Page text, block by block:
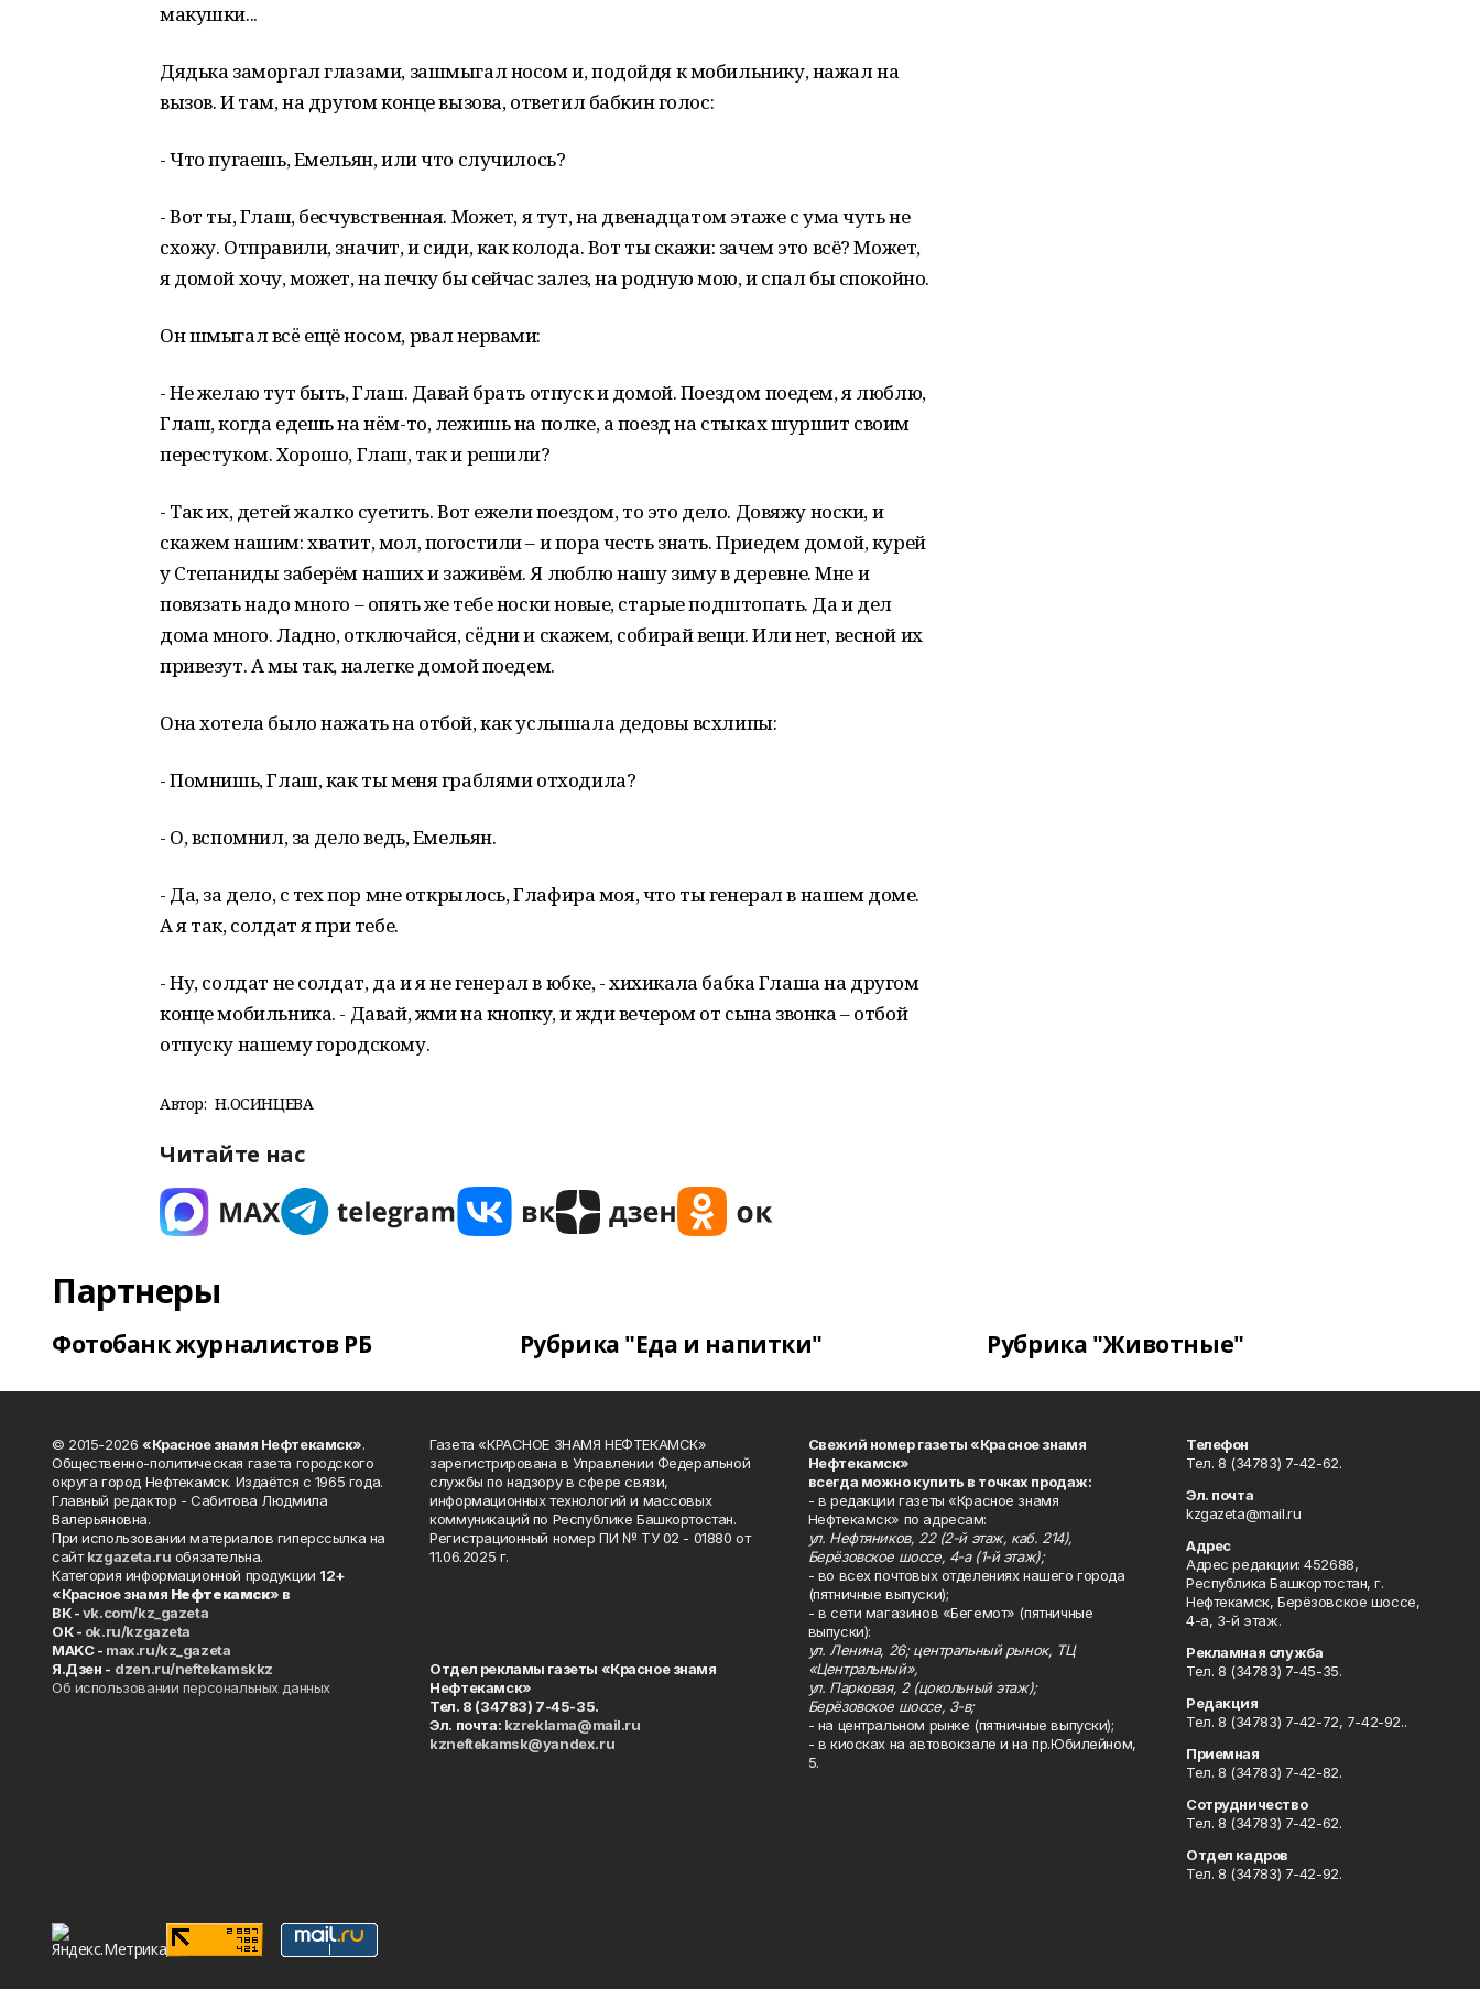
макушки...
Дядька заморгал глазами, зашмыгал носом и, подойдя к мобильнику, нажал на
вызов. И там, на другом конце вызова, ответил бабкин голос:
- Что пугаешь, Емельян, или что случилось?
- Вот ты, Глаш, бесчувственная. Может, я тут, на двенадцатом этаже с ума чуть не
схожу. Отправили, значит, и сиди, как колода. Вот ты скажи: зачем это всё? Может,
я домой хочу, может, на печку бы сейчас залез, на родную мою, и спал бы спокойно.
Он шмыгал всë ещё носом, рвал нервами:
- Не желаю тут быть, Глаш. Давай брать отпуск и домой. Поездом поедем, я люблю,
Глаш, когда едешь на нëм-то, лежишь на полке, а поезд на стыках шуршит своим
перестуком. Хорошо, Глаш, так и решили?
- Так их, детей жалко суетить. Вот ежели поездом, то это дело. Довяжу носки, и
скажем нашим: хватит, мол, погостили – и пора честь знать. Приедем домой, курей
у Степаниды заберём наших и заживëм. Я люблю нашу зиму в деревне. Мне и
повязать надо много – опять же тебе носки новые, старые подштопать. Да и дел
дома много. Ладно, отключайся, сëдни и скажем, собирай вещи. Или нет, весной их
привезут. А мы так, налегке домой поедем.
Она хотела было нажать на отбой, как услышала дедовы всхлипы:
- Помнишь, Глаш, как ты меня граблями отходила?
- О, вспомнил, за дело ведь, Емельян.
- Да, за дело, с тех пор мне открылось, Глафира моя, что ты генерал в нашем доме.
А я так, солдат я при тебе.
- Ну, солдат не солдат, да и я не генерал в юбке, - хихикала бабка Глаша на другом
конце мобильника. - Давай, жми на кнопку, и жди вечером от сына звонка – отбой
отпуску нашему городскому.
Автор: Н.ОСИНЦЕВА
Читайте нас
Партнеры
Фотобанк журналистов РБ Рубрика "Еда и напитки" Рубрика "Животные"
© 2015-2026 «Красное знамя Нефтекамск».
Общественно-политическая газета городского
округа город Нефтекамск. Издаётся с 1965 года.
Главный редактор - Сабитова Людмила
Валерьяновна.
При использовании материалов гиперссылка на
сайтkzgazeta.ru обязательна.
Категория информационной продукции 12+
«Красное знамя Нефтекамск» в
ВК -vk.com/kz_gazeta
ОК - ok.ru/kzgazeta
MAKC - max.ru/kz_gazeta
Я.Дзен - dzen.ru/neftekamskkz
Об использовании персональных данных
Газета «КРАСНОЕ ЗНАМЯ НЕФТЕКАМСК»
зарегистрирована в Управлении Федеральной
службы по надзору в сфере связи,
информационных технологий и массовых
коммуникаций по Республике Башкортостан.
Регистрационный номер ПИ № ТУ 02 - 01880 от
11.06.2025 г.
Отдел рекламы газеты «Красное знамя
Нефтекамск»
Тел. 8 (34783) 7-45-35.
Эл. почта: kzreklama@mail.ru
kzneftekamsk@yandex.ru
Свежий номер газеты «Красное знамя
Нефтекамск»
всегда можно купить в точках продаж:
- в редакции газеты «Красное знамя
Нефтекамск» по адресам:
ул. Нефтяников, 22 (2-й этаж, каб. 214),
Берёзовское шоссе, 4-а (1-й этаж);
- во всех почтовых отделениях нашего города
(пятничные выпуски);
- в сети магазинов «Бегемот» (пятничные
выпуски):
ул. Ленина, 26; центральный рынок, ТЦ
«Центральный»,
ул. Парковая, 2 (цокольный этаж);
Берёзовское шоссе, 3-в;
- на центральном рынке (пятничные выпуски);
- в киосках на автовокзале и на пр.Юбилейном,
5.
Телефон
Тел. 8 (34783) 7-42-62.
Эл. почта
kzgazeta@mail.ru
Адрес
Адрес редакции: 452688,
Республика Башкортостан, г.
Нефтекамск, Берёзовское шоссе,
4-а, 3-й этаж.
Рекламная служба
Тел. 8 (34783) 7-45-35.
Редакция
Тел. 8 (34783) 7-42-72, 7-42-92..
Приемная
Тел. 8 (34783) 7-42-82.
Сотрудничество
Тел. 8 (34783) 7-42-62.
Отдел кадров
Тел. 8 (34783) 7-42-92.